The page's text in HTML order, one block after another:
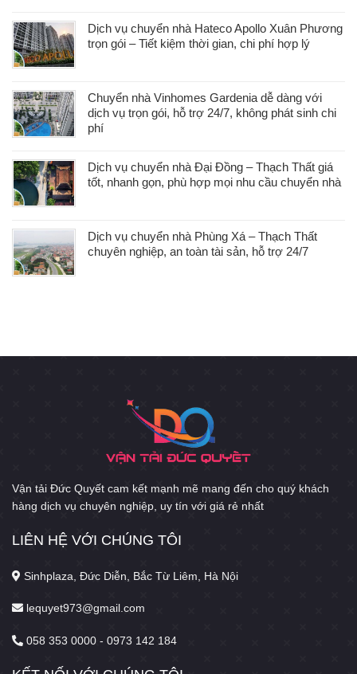
Dịch vụ chuyển nhà Hateco Apollo Xuân Phương
trọn gói – Tiết kiệm thời gian, chi phí hợp lý
Chuyển nhà Vinhomes Gardenia dễ dàng với
dịch vụ trọn gói, hỗ trợ 24/7, không phát sinh chi
phí
Dịch vụ chuyển nhà Đại Đồng – Thạch Thất giá
tốt, nhanh gọn, phù hợp mọi nhu cầu chuyển nhà
Dịch vụ chuyển nhà Phùng Xá – Thạch Thất
chuyên nghiệp, an toàn tài sản, hỗ trợ 24/7
Vận tải Đức Quyết cam kết mạnh mẽ mang đến cho quý khách
hàng dịch vụ chuyên nghiệp, uy tín với giá rẻ nhất
LIÊN HỆ VỚI CHÚNG TÔI
Sinhplaza, Đức Diễn, Bắc Từ Liêm, Hà Nội
lequyet973@gmail.com
058 353 0000 - 0973 142 184